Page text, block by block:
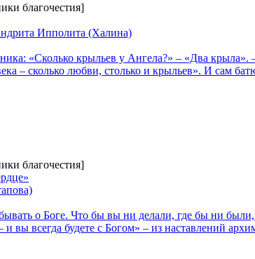
благочестия]
Ипполита (Халина)
«Сколько крыльев у Ангела?» – «Два крыла».
– сколько любви, столько и крыльев». И сам
благочестия]
о Боге. Что бы вы ни делали, где бы ни
вы всегда будете с Богом» – из наставлений